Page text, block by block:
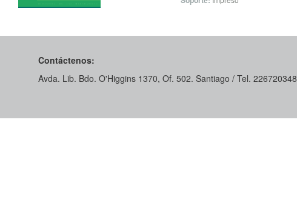
Contáctenos:
Avda. Lib. Bdo. O'Higgins 1370, Of. 502. Santiago / Tel. 226720348